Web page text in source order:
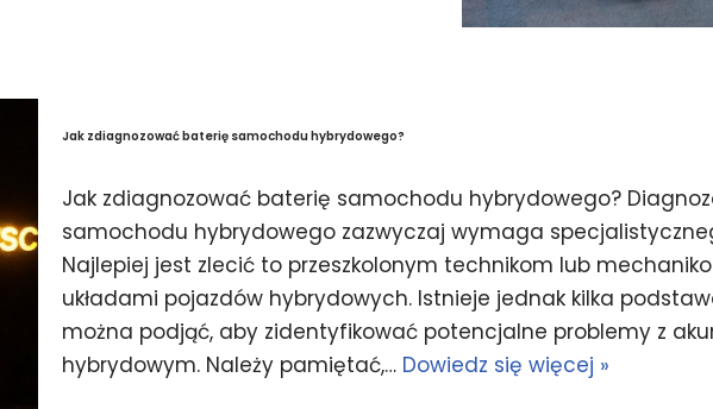
Jak zdiagnozować baterię samochodu hybrydowego?
Jak zdiagnozować baterię samochodu hybrydowego?
samochodu hybrydowego zazwyczaj wymaga
Najlepiej jest zlecić to przeszkolonym technikom lub
układami pojazdów hybrydowych. Istnieje jednak kilka
można podjąć, aby zidentyfikować potencjalne problemy z
hybrydowym. Należy pamiętać,… Dowiedz się więcej »